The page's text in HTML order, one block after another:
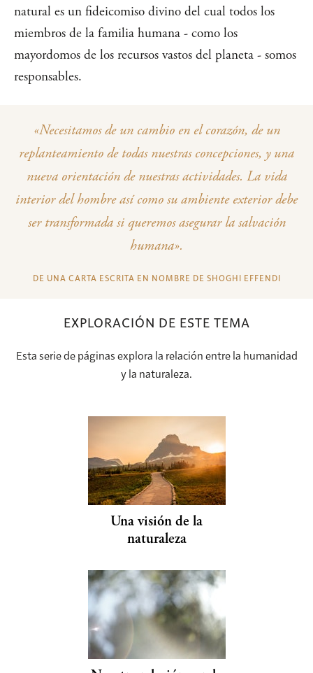
natural es un fideicomiso divino del cual todos los
miembros de la familia humana - como los
mayordomos de los recursos vastos del planeta - somos
responsables.
«Necesitamos de un cambio en el corazón, de un
replanteamiento de todas nuestras concepciones, y una
nueva orientación de nuestras actividades. La vida
interior del hombre así como su ambiente exterior debe
ser transformada si queremos asegurar la salvación
humana».
DE UNA CARTA ESCRITA EN NOMBRE DE SHOGHI EFFENDI
EXPLORACIÓN DE ESTE TEMA
Esta serie de páginas explora la relación entre la humanidad
y la naturaleza.
Una visión de la
naturaleza